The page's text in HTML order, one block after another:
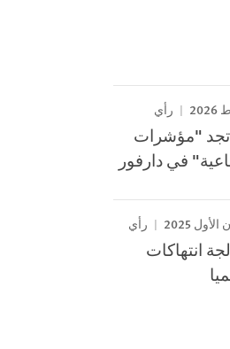
رأي
تجد "مؤشرات
في دارفور
رأي
انتهاكات